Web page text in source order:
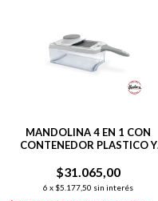
MANDOLINA 4 EN 1 CON
CONTENEDOR PLASTICO Y
$31.065,00
6 x $5.177,50 sin interés